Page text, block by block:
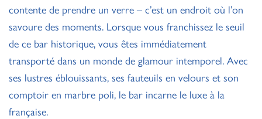
contente de prendre un verre – c’est un endroit où l’on
savoure des moments. Lorsque vous franchissez le seuil
de ce bar historique, vous êtes immédiatement
transporté dans un monde de glamour intemporel. Avec
ses lustres éblouissants, ses fauteuils en velours et son
comptoir en marbre poli, le bar incarne le luxe à la
française.